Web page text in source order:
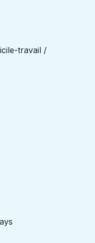
travail /